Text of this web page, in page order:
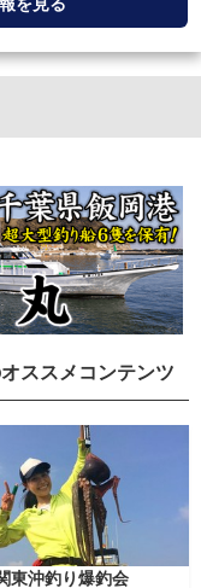
ススメコンテンツ
東沖釣り爆釣会